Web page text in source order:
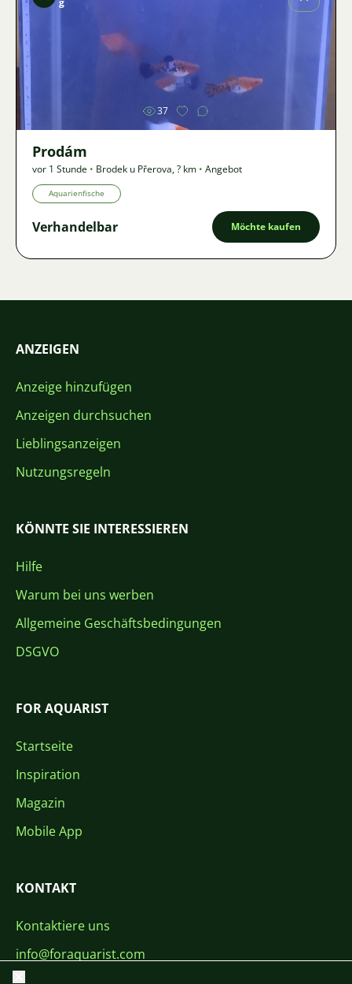
Bild
37
Prodám
vor 1 Stunde • Brodek u Přerova,? km • Angebot
Aquarienfische
Verhandelbar Möchte kaufen
ANZEIGEN
Anzeige hinzufügen
Anzeigen durchsuchen
Lieblingsanzeigen
Nutzungsregeln
KÖNNTE SIE INTERESSIEREN
Hilfe
Warum bei uns werben
Allgemeine Geschäftsbedingungen
DSGVO
FOR AQUARIST
Startseite
Inspiration
Magazin
Mobile App
KONTAKT
Kontaktiere uns
info@foraquarist.com
Schließen